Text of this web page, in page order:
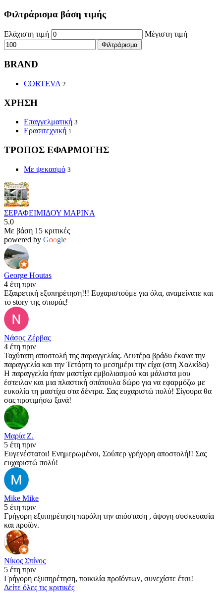
Φιλτράρισμα βάση τιμής
Ελάχιστη τιμή Μέγιστη τιμή
Φιλτράρισμα
BRAND
CORTEVA 2
ΧΡΗΣΗ
Επαγγελματική 3
Ερασιτεχνική 1
ΤΡΟΠΟΣ ΕΦΑΡΜΟΓΗΣ
Με ψεκασμό 3
ΣΕΡΑΦΕΙΜΙΔΟΥ ΜΑΡΙΝΑ
5.0
Με βάση 15 κριτικές
powered by Google
George Houtas
4 έτη πριν
Εξαιρετική εξυπηρέτηση!!! Ευχαριστούμε για όλα, αναμείνατε και
το story της σποράς!
Νάσος Ζέρβας
4 έτη πριν
Ταχύτατη αποστολή της παραγγελίας. Δευτέρα βράδυ έκανα την
παραγγελία και την Τετάρτη το μεσημέρι την είχα (στη Χαλκίδα)
Η παραγγελία ήταν μαστίχα εμβολιασμού και μάλιστα μου
έστειλαν και μια πλαστική σπάτουλα δώρο για να εφαρμόζω με
ευκολία τη μαστίχα στα δέντρα. Σας ευχαριστώ πολύ! Σίγουρα θα
σας προτιμήσω ξανά!
Μαρία Ζ.
5 έτη πριν
Ευγενέστατοι! Ενημερωμένοι, Σούπερ γρήγορη αποστολή!! Σας
ευχαριστώ πολύ!
Mike Mike
5 έτη πριν
Γρήγορη εξυπηρέτηση παρόλη την απόσταση , άψογη συσκευασία
και προϊόν.
Νίκος Σπίνος
5 έτη πριν
Γρήγορη εξυπηρέτηση, ποικιλία προϊόντων, συνεχίστε έτσι!
Δείτε όλες τις κριτικές